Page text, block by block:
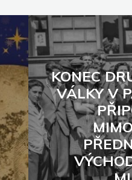
KONEC
VÁLKY V